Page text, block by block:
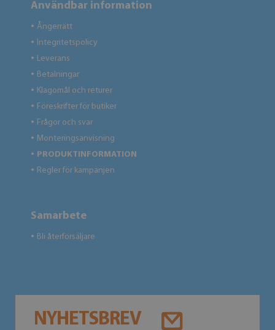
Användbar information
● Ångerrätt
● Integritetspolicy
● Leverans
● Betalningar
● Klagomål och returer
● Föreskrifter för butiker
● Frågor och svar
● Monteringsanvisning
● PRODUKTINFORMATION
● Regler för kampanjen
Samarbete
● Bli återförsäljare
NYHETSBREV